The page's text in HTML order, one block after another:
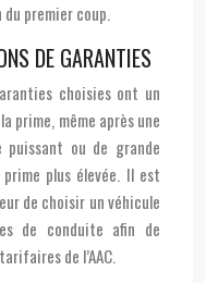
premier coup.
DE GARANTIES
choisies ont un
prime, même après une
puissant ou de grande
plus élevée. Il est
de choisir un véhicule
de conduite afin de
de l’AAC.